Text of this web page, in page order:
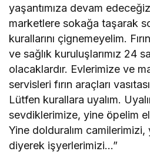
yaşantımıza devam
marketlere sokağa taşarak
kurallarını çignemeyelim.
ve sağlık kuruluşlarımız 24
olacaklardır. Evlerimize ve
servisleri fırın araçları
Lütfen kurallara uyalım.
sevdiklerimize, yine öpelim
Yine dolduralım camilerimizi,
diyerek işyerlerimizi…”